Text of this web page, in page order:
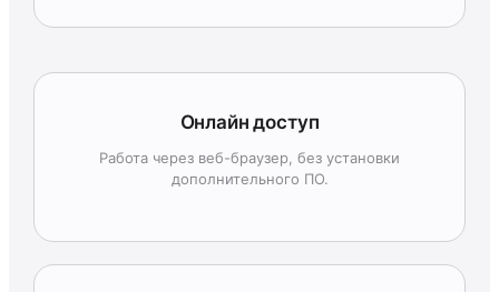
Онлайн доступ
Работа через веб-браузер, без установки
дополнительного ПО.